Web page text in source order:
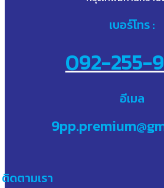
เบอร์โทร :
092-255-
อีเมล
ติดตามเรา